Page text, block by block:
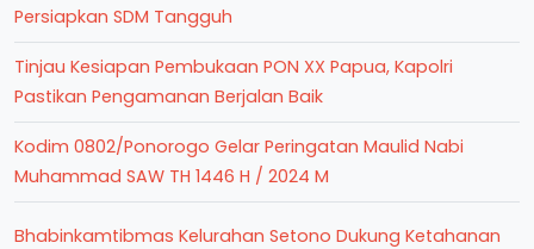
Persiapkan SDM Tangguh
Tinjau Kesiapan Pembukaan PON XX Papua, Kapolri
Pastikan Pengamanan Berjalan Baik
Kodim 0802/Ponorogo Gelar Peringatan Maulid Nabi
Muhammad SAW TH 1446 H / 2024 M
Bhabinkamtibmas Kelurahan Setono Dukung Ketahanan